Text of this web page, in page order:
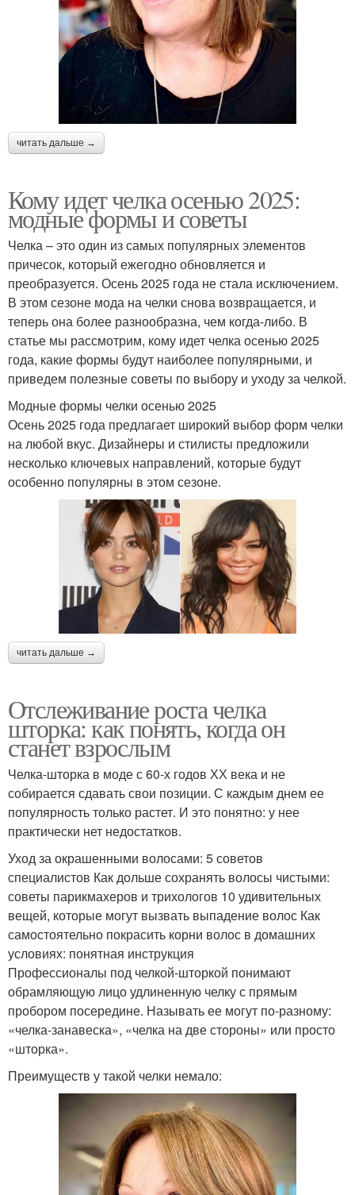
читать дальше →
Кому идет челка осенью 2025:
модные формы и советы
Челка – это один из самых популярных элементов
причесок, который ежегодно обновляется и
преобразуется. Осень 2025 года не стала исключением.
В этом сезоне мода на челки снова возвращается, и
теперь она более разнообразна, чем когда-либо. В
статье мы рассмотрим, кому идет челка осенью 2025
года, какие формы будут наиболее популярными, и
приведем полезные советы по выбору и уходу за челкой.
Модные формы челки осенью 2025
Осень 2025 года предлагает широкий выбор форм челки
на любой вкус. Дизайнеры и стилисты предложили
несколько ключевых направлений, которые будут
особенно популярны в этом сезоне.
читать дальше →
Отслеживание роста челка
шторка: как понять, когда он
станет взрослым
Челка-шторка в моде с 60-х годов ХХ века и не
собирается сдавать свои позиции. С каждым днем ее
популярность только растет. И это понятно: у нее
практически нет недостатков.
Уход за окрашенными волосами: 5 советов
специалистов Как дольше сохранять волосы чистыми:
советы парикмахеров и трихологов 10 удивительных
вещей, которые могут вызвать выпадение волос Как
самостоятельно покрасить корни волос в домашних
условиях: понятная инструкция
Профессионалы под челкой-шторкой понимают
обрамляющую лицо удлиненную челку с прямым
пробором посередине. Называть ее могут по-разному:
«челка-занавеска», «челка на две стороны» или просто
«шторка».
Преимуществ у такой челки немало: